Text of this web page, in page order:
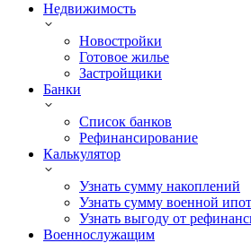
Недвижимость
Новостройки
Готовое жилье
Застройщики
Банки
Список банков
Рефинансирование
Калькулятор
Узнать сумму накоплений
Узнать сумму военной
Узнать выгоду от
Военнослужащим